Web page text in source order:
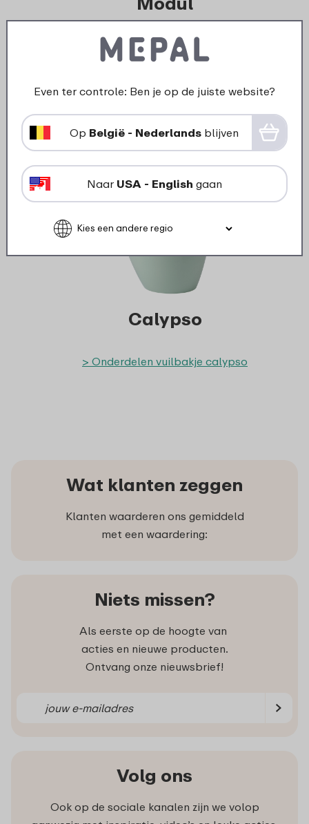
> Onderdelen voor Modul
bewaardozen(Rechthoekige bewaardozen met
Calypso
> Onderdelen vuilbakje calypso
Wat klanten zeggen
Klanten waarderen ons gemiddeld
met een waardering:
Niets missen?
Als eerste op de hoogte van
acties en nieuwe producten.
Ontvang onze nieuwsbrief!
Volg ons
Ook op de sociale kanalen zijn we volop
Even ter controle: Ben je op de juiste website?
Op België - Nederlands blijven
Naar USA - English gaan